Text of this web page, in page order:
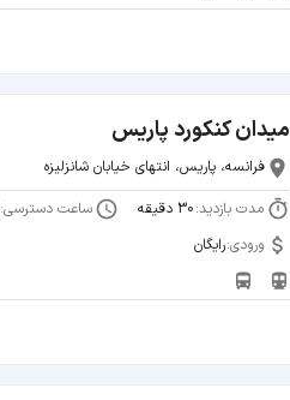
میدان کنکورد پاریس
فرانسه، پاریس، انتهای خیابان شانزلیزه
مدت بازدید:30 دقیقه ساعت دسترسی:
ورودی:رایگان